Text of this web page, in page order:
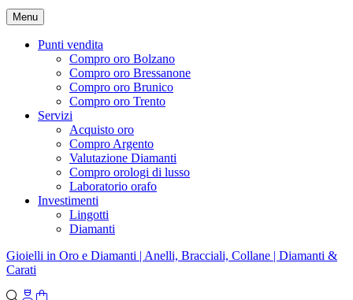
Menu
Punti vendita
Compro oro Bolzano
Compro oro Bressanone
Compro oro Brunico
Compro oro Trento
Servizi
Acquisto oro
Compro Argento
Valutazione Diamanti
Compro orologi di lusso
Laboratorio orafo
Investimenti
Lingotti
Diamanti
Gioielli in Oro e Diamanti | Anelli, Bracciali, Collane | Diamanti &
Carati